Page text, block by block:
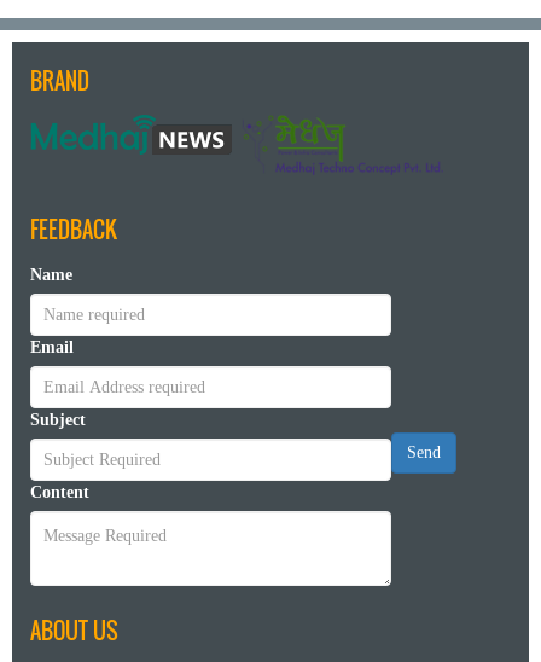
BRAND
FEEDBACK
Name
Email
Subject
Content
Send
ABOUT US